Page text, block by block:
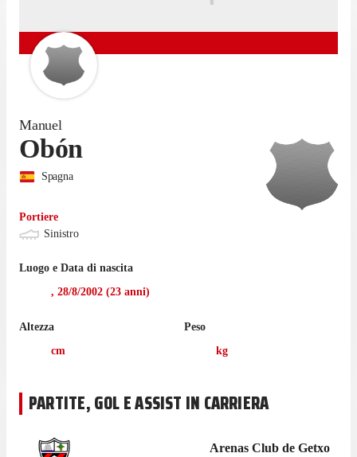
Manuel
Obón
Spagna
Portiere
Sinistro
Luogo e Data di nascita
, 28/8/2002 (23 anni)
Altezza
cm
Peso
kg
PARTITE, GOL E ASSIST IN CARRIERA
Arenas Club de Getxo